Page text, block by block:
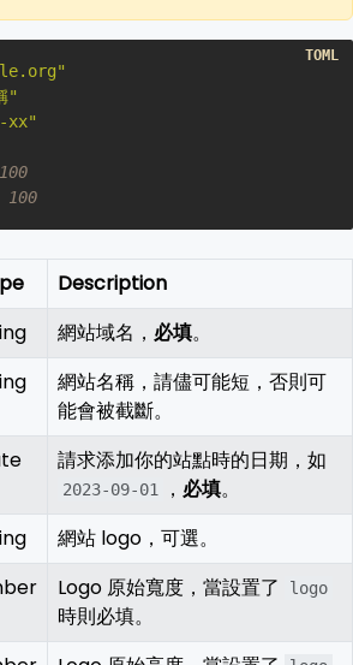
"
xx"
Description
網站域名， 必填。
網站名稱，請儘可能短，否則可
能會被截斷。
請求添加你的站點時的日期，如
2023-09-01 ， 必填。
網站 logo，可選。
Logo 原始寬度，當設置了 logo
時則必填。